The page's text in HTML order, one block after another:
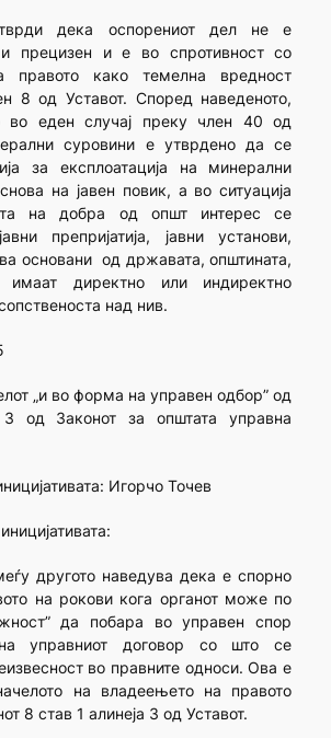
тврди дека оспорениот дел не е
и прецизен и е во спротивност со
правото како темелна вредност
8 од Уставот. Според наведеното,
во еден случај преку член 40 од
суровини е утврдено да се
за експлоатација на минерални
на јавен повик, а во ситуација
на добра од општ интерес се
препријатија, јавни установи,
основани од државата, општината,
имаат директно или индиректно
над нив.
„и во форма на управен одбор” од
од Законот за општата управна
Игорчо Точев
другото наведува дека е спорно
на рокови кога органот може по
да побара во управен спор
управниот договор со што се
во правните односи. Ова е
на владеењето на правото
8 став 1 алинеја 3 од Уставот.